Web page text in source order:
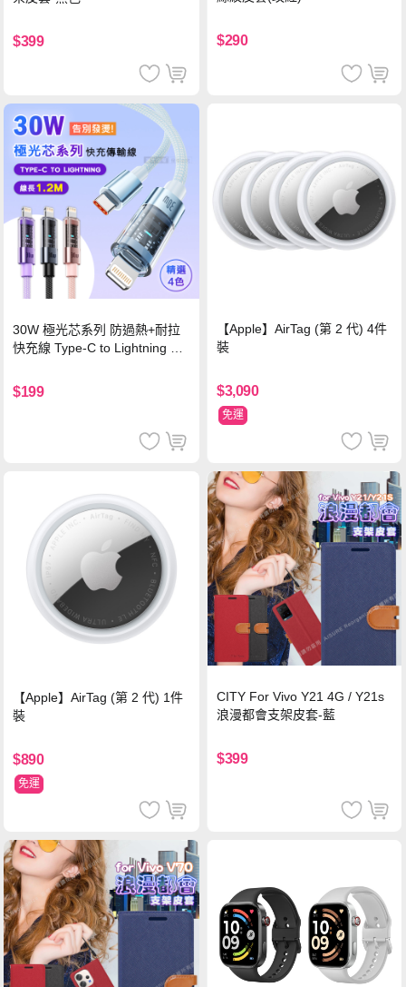
$399 $290
30W 極光芯系列 防過熱+耐拉
快充線 Type-C to Lightning 傳
$199
【Apple】AirTag (第 2 代) 4件
裝
$3,090
免運
【Apple】AirTag (第 2 代) 1件
裝
$890
免運
CITY For Vivo Y21 4G / Y21s
浪漫都會支架皮套-藍
$399